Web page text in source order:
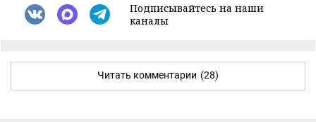
Подписывайтесь на наши
каналы
Читать комментарии (28)